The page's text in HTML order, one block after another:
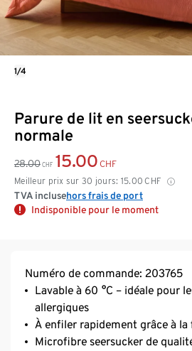
Parure de lit en
normale
28.00 CHF 15.00 CHF
Meilleur prix sur 30 jours: 15.00 CHF
TVA inclusehors frais de port
Indisponible pour le moment
1/4
Numéro de commande: 203765
Lavable à 60 °C – idéale pour
allergiques
À enfiler rapidement grâce à
Microfibre seersucker de